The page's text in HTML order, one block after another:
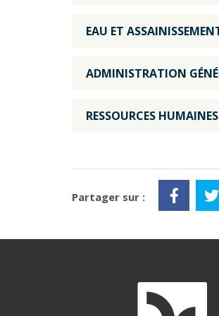
EAU ET
ADMINISTRATION
RESSOURCES HUMAINES
Partager sur :